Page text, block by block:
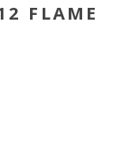
FLAME